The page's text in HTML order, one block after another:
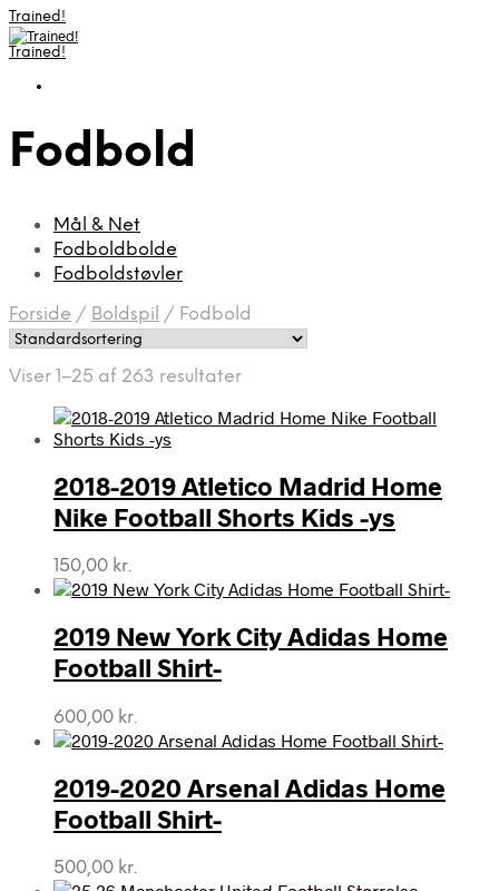
Trained!
Trained!
Fodbold
Mål & Net
Fodboldbolde
Fodboldstøvler
Forside / Boldspil / Fodbold
Viser 1–25 af 263 resultater
2018-2019 Atletico Madrid Home
Nike Football Shorts Kids -ys
150,00 kr.
2019 New York City Adidas Home
Football Shirt-
600,00 kr.
2019-2020 Arsenal Adidas Home
Football Shirt-
500,00 kr.